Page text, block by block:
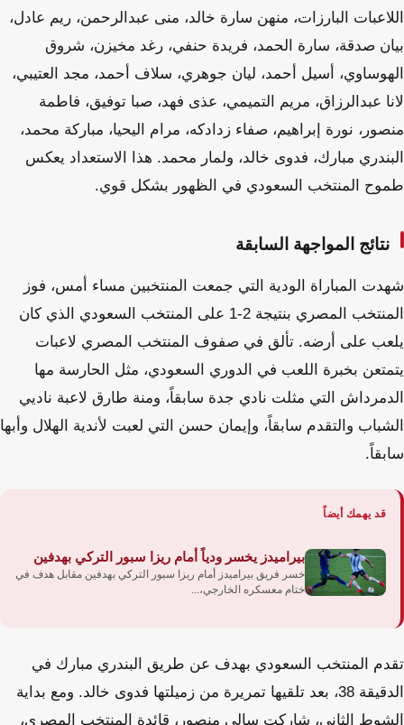
اللاعبات البارزات، منهن سارة خالد، منى عبدالرحمن، ريم عادل،
بيان صدقة، سارة الحمد، فريدة حنفي، رغد مخيزن، شروق
الهوساوي، أسيل أحمد، ليان جوهري، سلاف أحمد، مجد العتيبي،
لانا عبدالرزاق، مريم التميمي، عذى فهد، صبا توفيق، فاطمة
منصور، نورة إبراهيم، صفاء زدادكه، مرام اليحيا، مباركة محمد،
البندري مبارك، فدوى خالد، ولمار محمد. هذا الاستعداد يعكس
طموح المنتخب السعودي في الظهور بشكل قوي.
نتائج المواجهة السابقة
شهدت المباراة الودية التي جمعت المنتخبين مساء أمس، فوز
المنتخب المصري بنتيجة 2-1 على المنتخب السعودي الذي كان
يلعب على أرضه. تألق في صفوف المنتخب المصري لاعبات
يتمتعن بخبرة اللعب في الدوري السعودي، مثل الحارسة مها
الدمرداش التي مثلت نادي جدة سابقاً، ومنة طارق لاعبة ناديي
الشباب والتقدم سابقاً، وإيمان حسن التي لعبت لأندية الهلال وأبها
سابقاً.
قد يهمك أيضاً
بيراميدز يخسر ودياً أمام ريزا سبور التركي بهدفين
خسر فريق بيراميدز أمام ريزا سبور التركي بهدفين مقابل هدف في
ختام معسكره الخارجي،...
تقدم المنتخب السعودي بهدف عن طريق البندري مبارك في
الدقيقة 38، بعد تلقيها تمريرة من زميلتها فدوى خالد. ومع بداية
الشوط الثاني، شاركت سالي منصور، قائدة المنتخب المصري،